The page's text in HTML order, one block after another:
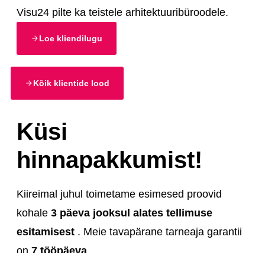
Visu24 pilte ka teistele arhitektuuribüroodele.
Loe kliendilugu
Kõik klientide lood
Küsi
hinnapakkumist!
Kiireimal juhul toimetame esimesed proovid
kohale 3 päeva jooksul alates tellimuse
esitamisest . Meie tavapärane tarneaja garantii
on 7 tööpäeva .